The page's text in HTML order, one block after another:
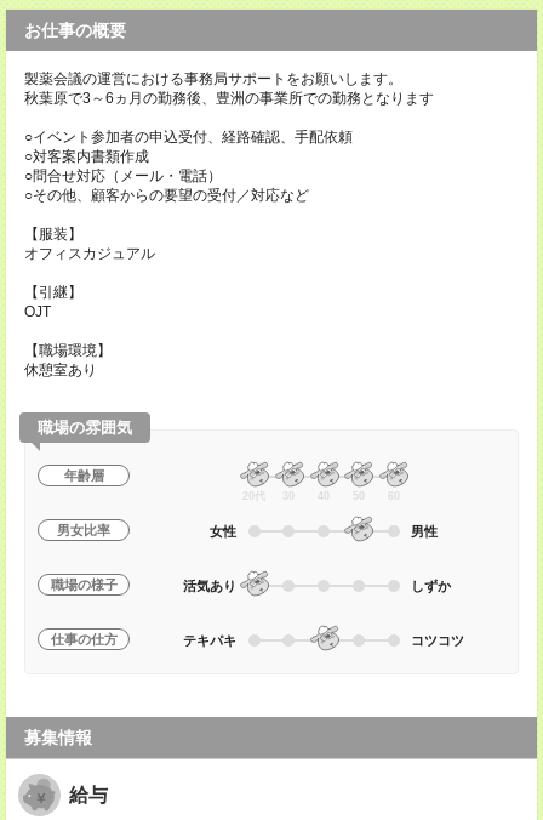
お仕事の概要
製薬会議の運営における事務局サポートをお願いします。
秋葉原で3～6ヵ月の勤務後、豊洲の事業所での勤務となります
○イベント参加者の申込受付、経路確認、手配依頼
○対客案内書類作成
○問合せ対応（メール・電話）
○その他、顧客からの要望の受付／対応など
【服装】
オフィスカジュアル
【引継】
OJT
【職場環境】
休憩室あり
職場の雰囲気
年齢層
20代 30 40 50 60
男女比率 女性 男性
職場の様子 活気あり しずか
仕事の仕方 テキパキ コツコツ
募集情報
給与